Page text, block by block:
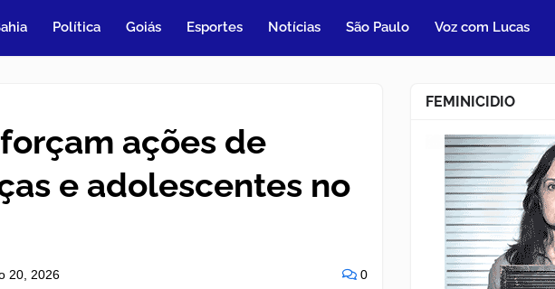
Política Goiás Esportes Notícias São Paulo Voz com Lucas
ações de
e adolescentes no
20, 2026 0
FEMINICIDIO